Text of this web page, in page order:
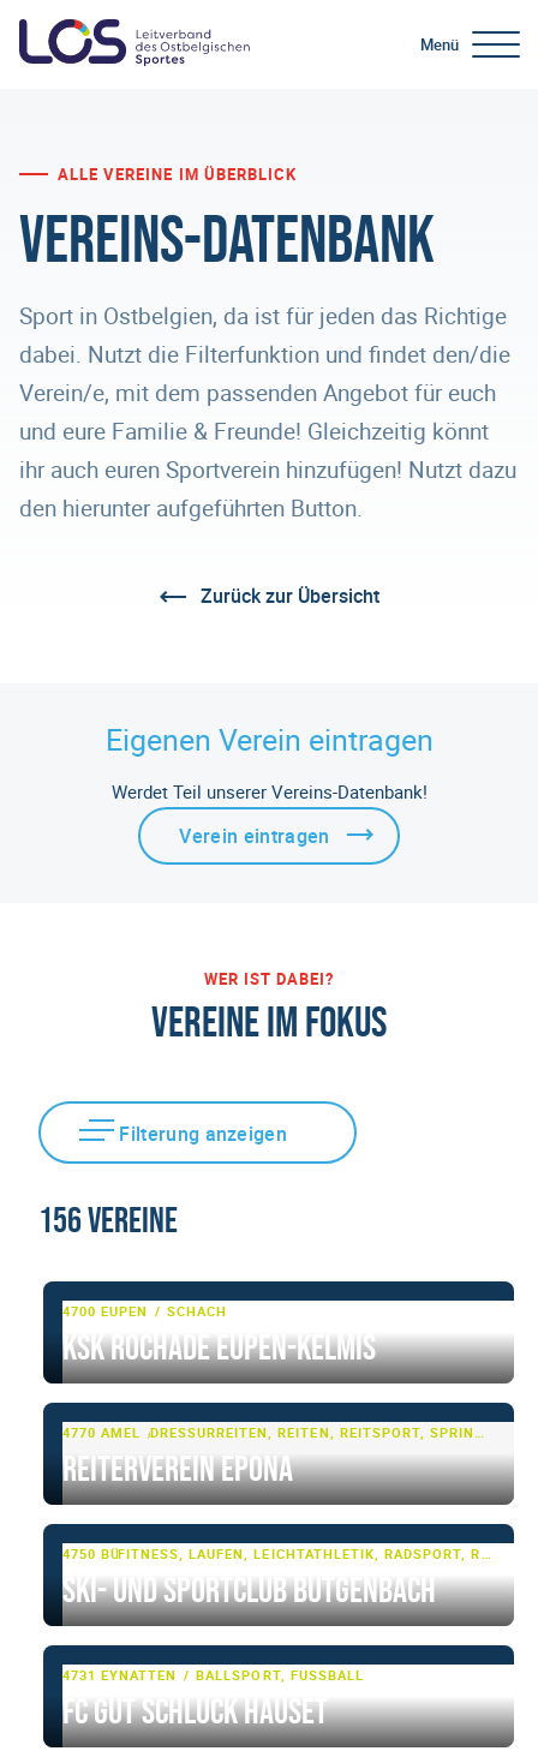
Menü
ALLE VEREINE IM ÜBERBLICK
Vereins-Datenbank
Sport in Ostbelgien, da ist für jeden das Richtige
dabei. Nutzt die Filterfunktion und findet den/die
Verein/e, mit dem passenden Angebot für euch
und eure Familie & Freunde! Gleichzeitig könnt
ihr auch euren Sportverein hinzufügen! Nutzt dazu
den hierunter aufgeführten Button.
Zurück zur Übersicht
Eigenen Verein eintragen
Werdet Teil unserer Vereins-Datenbank!
Verein eintragen
WER IST DABEI?
VEREINE IM FOKUS
Filterung anzeigen
156 Vereine
4700 EUPEN SCHACH
KSK Rochade Eupen-Kelmis
4770 AMEL
Reiterverein Epona
4750 BÜTGENBACH
Ski- und Sportclub Bütgenbach
4731 EYNATTEN BALLSPORT, FUSSBALL
FC Gut Schluck Hauset